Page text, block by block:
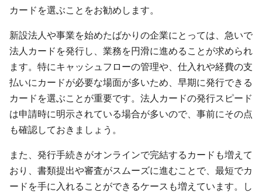
カードを選ぶことをお勧めします。
新設法人や事業を始めたばかりの企業にとっては、急いで
法人カードを発行し、業務を円滑に進めることが求められ
ます。特にキャッシュフローの管理や、仕入れや経費の支
払いにカードが必要な場面が多いため、早期に発行できる
カードを選ぶことが重要です。法人カードの発行スピード
は申請時に明示されている場合が多いので、事前にその点
も確認しておきましょう。
また、発行手続きがオンラインで完結するカードも増えて
おり、書類提出や審査がスムーズに進むことで、最短でカ
ードを手に入れることができるケースも増えています。し